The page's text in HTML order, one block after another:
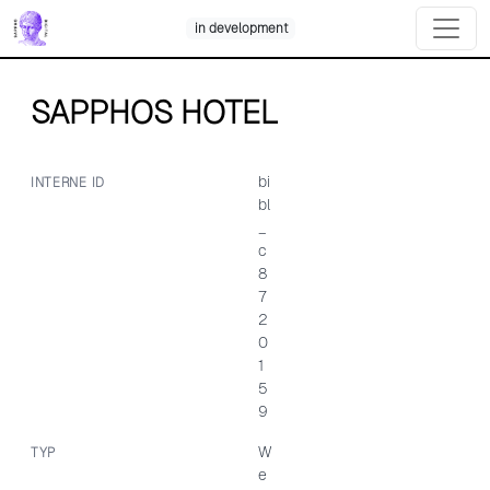
Skip
to
content
in development
SAPPHOS HOTEL
INTERNE ID
bi
bl
c
8
7
2
0
1
5
9
TYP
W
e